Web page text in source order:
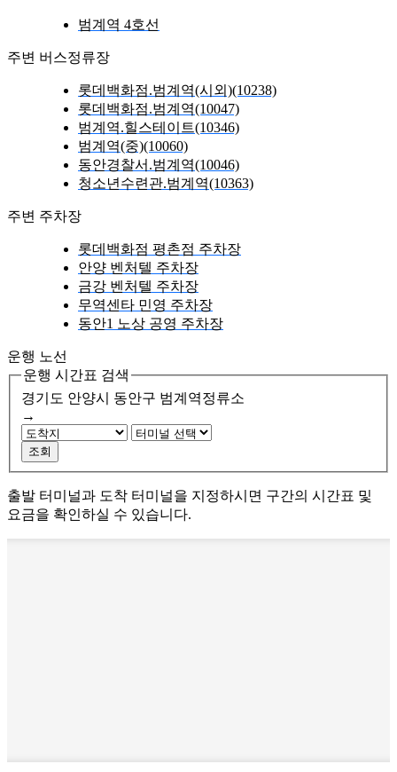
범계역 4호선
주변 버스정류장
롯데백화점.범계역(시외)(10238)
롯데백화점.범계역(10047)
범계역.힐스테이트(10346)
범계역(중)(10060)
동안경찰서.범계역(10046)
청소년수련관.범계역(10363)
주변 주차장
롯데백화점 평촌점 주차장
안양 벤처텔 주차장
금강 벤처텔 주차장
무역센타 민영 주차장
동안1 노상 공영 주차장
운행 노선
운행 시간표 검색
경기도 안양시 동안구 범계역정류소
→
조회
출발 터미널과 도착 터미널을 지정하시면 구간의 시간표 및
요금을 확인하실 수 있습니다.